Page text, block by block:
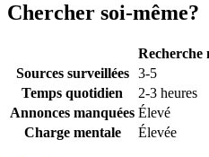
Chercher soi-même?
Recherche
Sources surveillées
3-5
Temps quotidien
2-3 heures
Annonces manquées Élevé
Charge mentale
Élevée